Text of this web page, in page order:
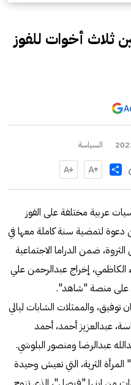
ثلاث أخوات للفوز
السياسة
Share
عربية مختلفة على الفوز
لتمضية سنة كاملة معها في
ضمن الدراما الاجتماعية
الكاظمي، إخراج عبدالرحمن علي
على منصة "شاهد".
توفيق، والممثلات الشابات ليالي
عبدالعزيز أحمد، أحمد
عبدالرضا ومنصور البلوشي.
الثرية، التي تعيش وحيدة